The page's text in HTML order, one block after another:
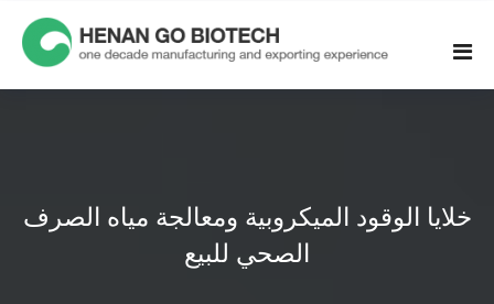
content
خلايا الوقود الميكروبية ومعالجة مياه الصرف
الصحي للبيع